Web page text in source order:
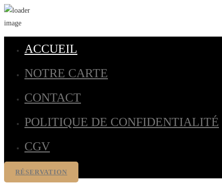
ACCUEIL
NOTRE CARTE
CONTACT
POLITIQUE DE CONFIDENTIALITÉ
CGV
RÉSERVATION